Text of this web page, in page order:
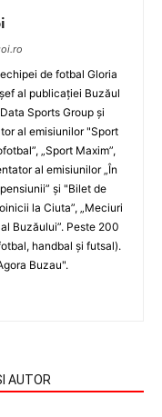
de fotbal Gloria
al publicaţiei Buzăul
Sports Group şi
al emisiunilor "Sport
„Sport Maxim”,
al emisiunilor „În
şi "Bilet de
la Ciuta”, „Meciuri
Buzăului”. Peste 200
handbal şi futsal).
Buzau".
AUTOR